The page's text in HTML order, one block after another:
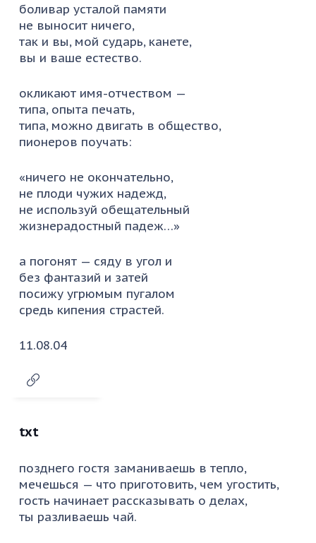
боливар усталой памяти
не выносит ничего,
так и вы, мой сударь, канете,
вы и ваше естество.
окликают имя-отчеством —
типа, опыта печать,
типа, можно двигать в общество,
пионеров поучать:
«ничего не окончательно,
не плоди чужих надежд,
не используй обещательный
жизнерадостный падеж…»
а погонят — сяду в угол и
без фантазий и затей
посижу угрюмым пугалом
средь кипения страстей.
11.08.04
txt
позднего гостя заманиваешь в тепло,
мечешься — что приготовить, чем угостить,
гость начинает рассказывать о делах,
ты разливаешь чай.